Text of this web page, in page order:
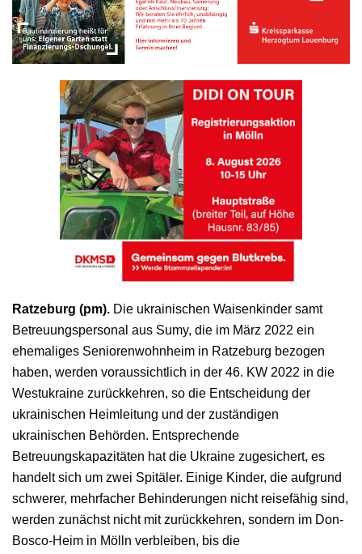
Ratzeburg (pm). Die ukrainischen Waisenkinder samt
Betreuungspersonal aus Sumy, die im März 2022 ein
ehemaliges Seniorenwohnheim in Ratzeburg bezogen
haben, werden voraussichtlich in der 46. KW 2022 in die
Westukraine zurückkehren, so die Entscheidung der
ukrainischen Heimleitung und der zuständigen
ukrainischen Behörden. Entsprechende
Betreuungskapazitäten hat die Ukraine zugesichert, es
handelt sich um zwei Spitäler. Einige Kinder, die aufgrund
schwerer, mehrfacher Behinderungen nicht reisefähig sind,
werden zunächst nicht mit zurückkehren, sondern im Don-
Bosco-Heim in Mölln verbleiben, bis die